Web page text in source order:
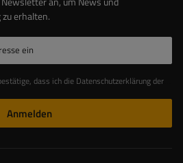
erhalten.
ein
die Datenschutzerklärung der Website zur Kenntnis genommen habe
Anmelden